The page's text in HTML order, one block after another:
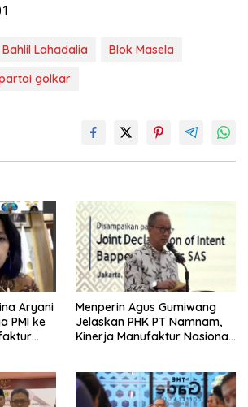
Bahlil Lahadalia
Blok Masela
golkar
Aryani
PMI ke
Menperin Agus Gumiwang
Jelaskan PHK PT Namnam,
Kinerja Manufaktur Nasional